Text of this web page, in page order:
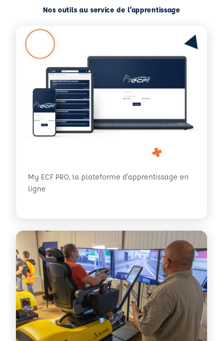
Nos outils au service de l'apprentissage
My ECF PRO, la plateforme d'apprentissage en
ligne